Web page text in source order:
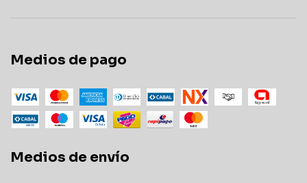
Medios de pago
Medios de envío